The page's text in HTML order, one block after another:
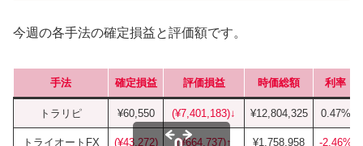
今週の各手法の確定損益と評価額です。
手法 確定損益 評価損益 時価総額 利率
トラリピ ¥60,550 (¥7,401,183)↓ ¥12,804,325 0.47%
トライオートFX (¥43,272) (¥664,737)↑ ¥1,758,958 -2.46%